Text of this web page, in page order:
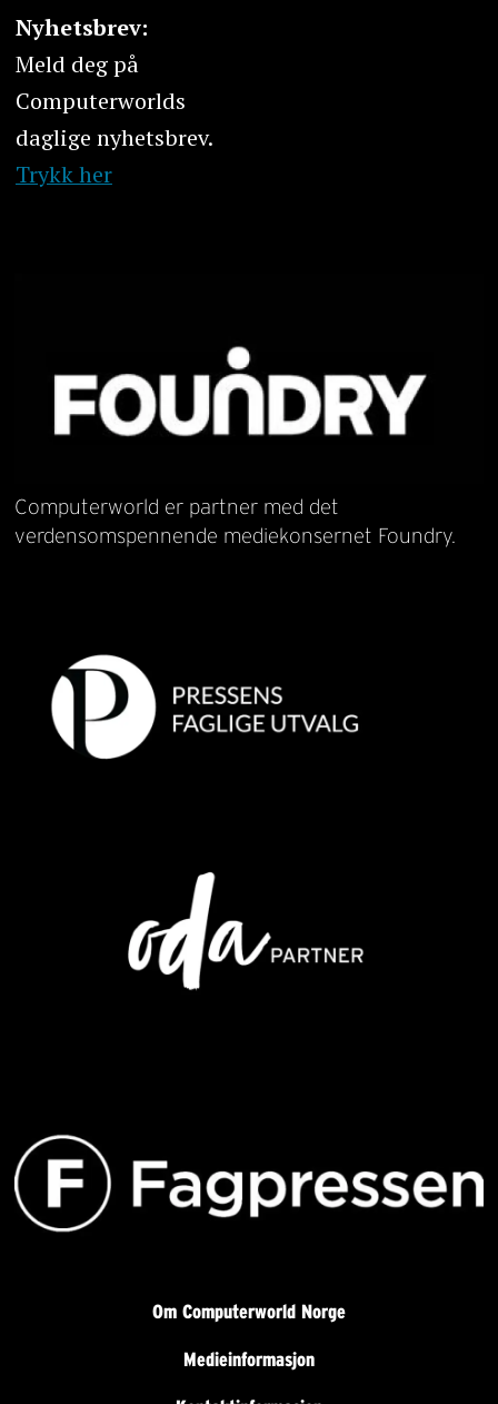
Nyhetsbrev:
Meld deg på
Computerworlds
daglige nyhetsbrev.
Trykk her
Computerworld er partner med det
verdensomspennende mediekonsernet Foundry.
Om Computerworld Norge
Medieinformasjon